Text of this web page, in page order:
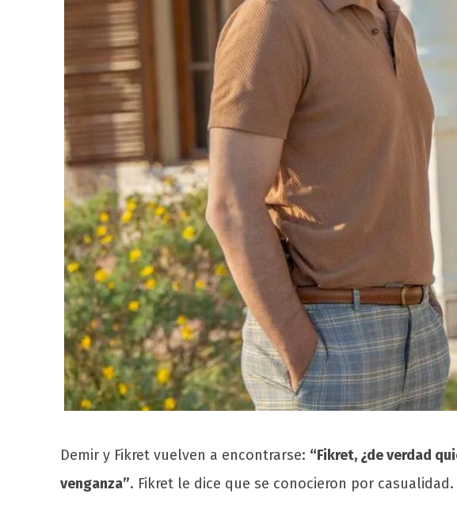
Demir y Fikret vuelven a encontrarse: “Fikret, ¿de verdad
venganza”. Fikret le dice que se conocieron por casualidad.